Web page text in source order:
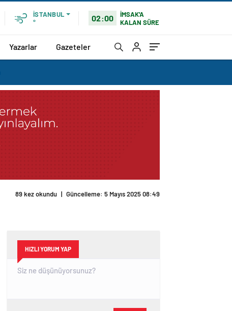
İSTANBUL
°
02:00
İMSAK'A
KALAN SÜRE
Yazarlar Gazeteler
89 kez okundu | Güncelleme: 5 Mayıs 2025 08:49
HIZLI YORUM YAP